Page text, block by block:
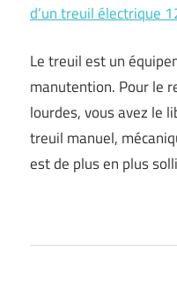
d’un treuil électrique
Le treuil est un
manutention. Pour le
lourdes, vous avez le
treuil manuel,
est de plus en plus